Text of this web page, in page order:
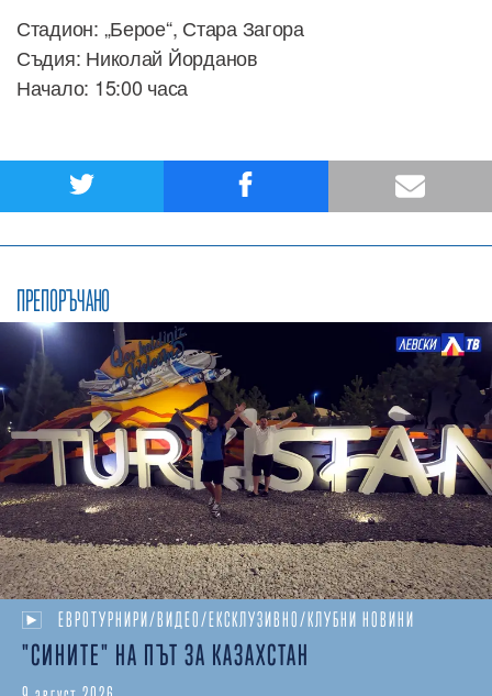
Стадион: „Берое“, Стара Загора
Съдия: Николай Йорданов
Начало: 15:00 часа
ПРЕПОРЪЧАНО
ЕВРОТУРНИРИ/ВИДЕО/ЕКСКЛУЗИВНО/КЛУБНИ НОВИНИ
"СИНИТЕ" НА ПЪТ ЗА КАЗАХСТАН